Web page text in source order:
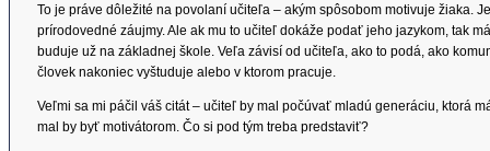
To je práve dôležité na povolaní učiteľa – akým spôsobom motivuje žiaka.
prírodovedné záujmy. Ale ak mu to učiteľ dokáže podať jeho jazykom, tak
buduje už na základnej škole. Veľa závisí od učiteľa, ako to podá, ako
človek nakoniec vyštuduje alebo v ktorom pracuje.
Veľmi sa mi páčil váš citát – učiteľ by mal počúvať mladú generáciu, ktorá
mal by byť motivátorom. Čo si pod tým treba predstaviť?